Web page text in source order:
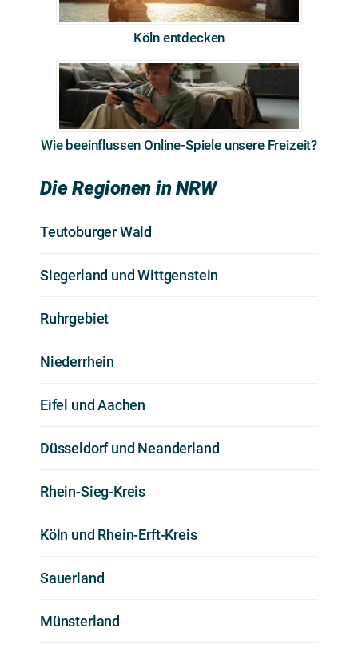
Köln entdecken
Wie beeinflussen Online-Spiele unsere Freizeit?
Die Regionen in NRW
Teutoburger Wald
Siegerland und Wittgenstein
Ruhrgebiet
Niederrhein
Eifel und Aachen
Düsseldorf und Neanderland
Rhein-Sieg-Kreis
Köln und Rhein-Erft-Kreis
Sauerland
Münsterland